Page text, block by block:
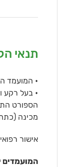
תנאי
• המועמד הינו בוגר
הספורט
מכינה
אישור
המועמדים